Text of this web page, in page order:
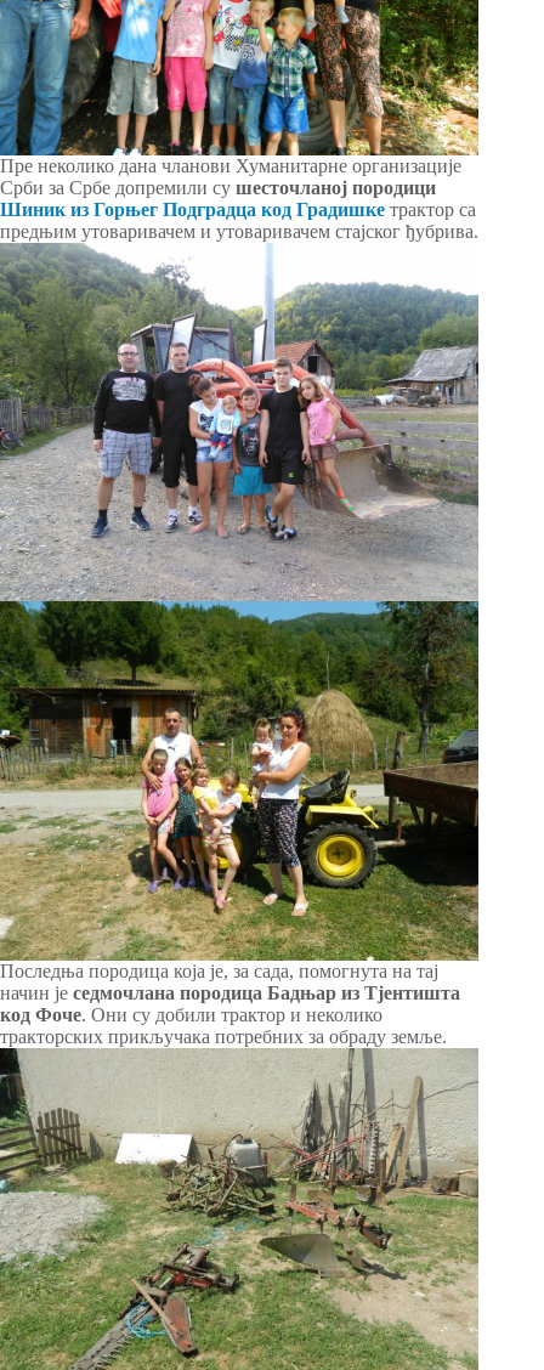
Пре неколико дана чланови Хуманитарне организације
Срби за Србе допремили су шесточланој породици
Шиник из Горњег Подградца код Градишке трактор са
предњим утоваривачем и утоваривачем стајског ђубрива.
Последња породица која је, за сада, помогнута на тај
начин је седмочлана породица Бадњар из Тјентишта
код Фоче. Они су добили трактор и неколико
тракторских прикључака потребних за обраду земље.